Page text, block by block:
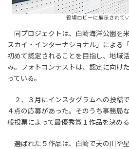
役場ロビーに展示されて
同プロジェクトは、白崎海洋公園を
スカイ・インターナショナル」による
初めて認定されることを目指し、地域
み。フォトコンテストは、認定に向け
っている。
２、３月にインスタグラムへの投稿
４点の応募があった。そのうち事務局
般投票によって最優秀賞１作品を決める
選ばれた５作品は、白崎で天の川や